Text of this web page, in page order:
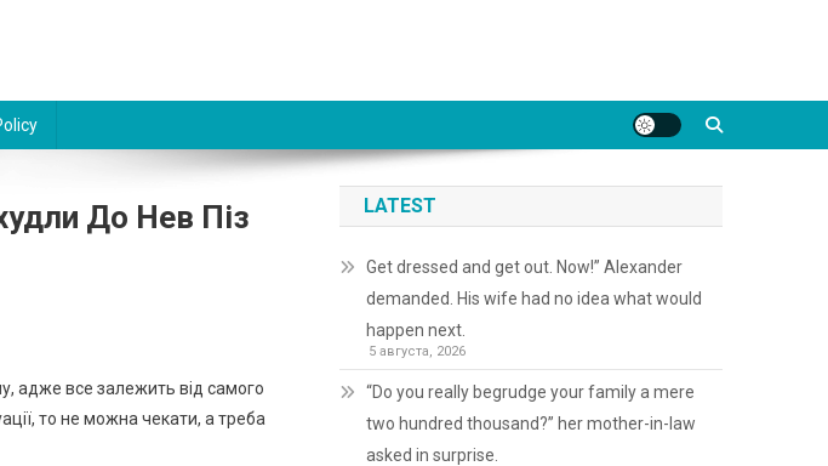
До Нев Піз
адже все залежить від самого
то не можна чекати, а треба
LATEST
Get dressed and get out. Now!” Alexander
demanded. His wife had no idea what would
happen next.
5 августа, 2026
“Do you really begrudge your family a mere
two hundred thousand?” her mother-in-law
asked in surprise.